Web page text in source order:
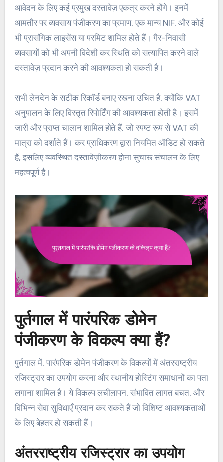
आवेदन के लिए कई प्रमुख दस्तावेज़ एकत्र करने होंगे। इनमें
आमतौर पर व्यवसाय पंजीकरण का प्रमाण, एक मान्य NIF, और कोई
भी प्रासंगिक लाइसेंस या परमिट शामिल होते हैं। गैर-निवासी
व्यवसायों को भी अपनी विदेशी कर स्थिति को सत्यापित करने वाले
दस्तावेज़ प्रदान करने की आवश्यकता हो सकती है।
सभी लेनदेन के सटीक रिकॉर्ड बनाए रखना उचित है, क्योंकि VAT
अनुपालन के लिए विस्तृत रिपोर्टिंग की आवश्यकता होती है। इसमें
जारी और प्राप्त चालान शामिल होते हैं, जो स्पष्ट रूप से VAT की
मात्रा को दर्शाते हैं। कर प्राधिकरण द्वारा नियमित ऑडिट हो सकते
हैं, इसलिए व्यवस्थित दस्तावेज़ीकरण होना सुचारू संचालन के लिए
महत्वपूर्ण है।
पुर्तगाल में पारंपरिक डोमेन
पंजीकरण के विकल्प क्या हैं?
पुर्तगाल में, पारंपरिक डोमेन पंजीकरण के विकल्पों में अंतरराष्ट्रीय
रजिस्ट्रार का उपयोग करना और स्थानीय होस्टिंग समाधानों का पता
लगाना शामिल है। ये विकल्प लचीलापन, संभावित लागत बचत, और
विभिन्न सेवा सुविधाएँ प्रदान कर सकते हैं जो विशिष्ट आवश्यकताओं
के लिए बेहतर हो सकती हैं।
अंतरराष्ट्रीय रजिस्ट्रार का उपयोग